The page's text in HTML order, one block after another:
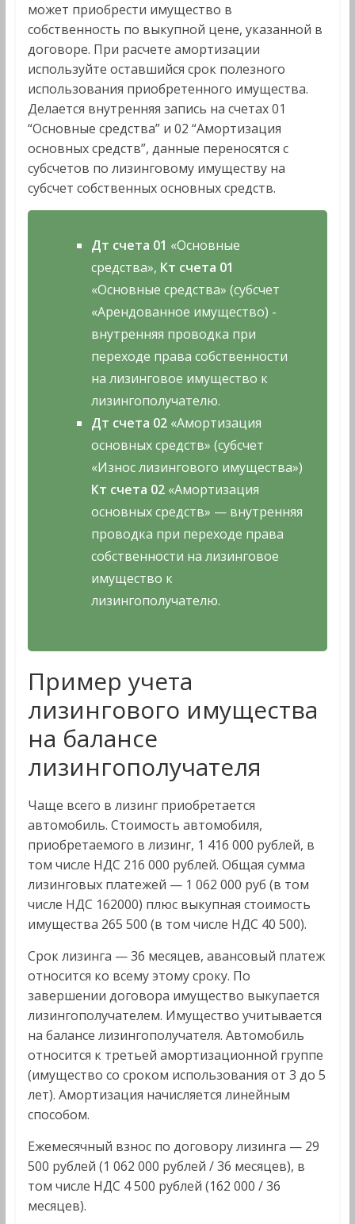
может приобрести имущество в
собственность по выкупной цене, указанной в
договоре. При расчете амортизации
используйте оставшийся срок полезного
использования приобретенного имущества.
Делается внутренняя запись на счетах 01
“Основные средства” и 02 “Амортизация
основных средств”, данные переносятся с
субсчетов по лизинговому имуществу на
субсчет собственных основных средств.
Дт счета 01 «Основные
средства», Кт счета 01
«Основные средства» (субсчет
«Арендованное имущество) -
внутренняя проводка при
переходе права собственности
на лизинговое имущество к
лизингополучателю.
Дт счета 02 «Амортизация
основных средств» (субсчет
«Износ лизингового имущества»)
Кт счета 02 «Амортизация
основных средств» — внутренняя
проводка при переходе права
собственности на лизинговое
имущество к
лизингополучателю.
Пример учета
лизингового имущества
на балансе
лизингополучателя
Чаще всего в лизинг приобретается
автомобиль. Стоимость автомобиля,
приобретаемого в лизинг, 1 416 000 рублей, в
том числе НДС 216 000 рублей. Общая сумма
лизинговых платежей — 1 062 000 руб (в том
числе НДС 162000) плюс выкупная стоимость
имущества 265 500 (в том числе НДС 40 500).
Срок лизинга — 36 месяцев, авансовый платеж
относится ко всему этому сроку. По
завершении договора имущество выкупается
лизингополучателем. Имущество учитывается
на балансе лизингополучателя. Автомобиль
относится к третьей амортизационной группе
(имущество со сроком использования от 3 до 5
лет). Амортизация начисляется линейным
способом.
Ежемесячный взнос по договору лизинга — 29
500 рублей (1 062 000 рублей / 36 месяцев), в
том числе НДС 4 500 рублей (162 000 / 36
месяцев).